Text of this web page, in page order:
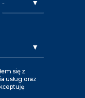
się z
usług oraz